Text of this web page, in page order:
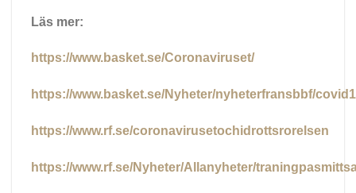
Läs mer:
https://www.basket.se/Coronaviruset/
https://www.basket.se/Nyheter/nyheterfransbbf/
https://www.rf.se/coronavirusetochidrottsrorelsen
https://www.rf.se/Nyheter/Allanyheter/